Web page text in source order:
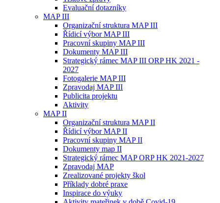
Evaluační dotazníky
MAP III
Organizační struktura MAP III
Řídicí výbor MAP III
Pracovní skupiny MAP III
Dokumenty MAP III
Strategický rámec MAP III ORP HK 2021 -
2027
Fotogalerie MAP III
Zpravodaj MAP III
Publicita projektu
Aktivity
MAP II
Organizační struktura MAP II
Řídicí výbor MAP II
Pracovní skupiny MAP II
Dokumenty map II
Strategický rámec MAP ORP HK 2021-2027
Zpravodaj MAP
Zrealizované projekty škol
Příklady dobré praxe
Inspirace do výuky